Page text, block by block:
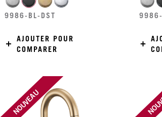
9986-BL-DST
AJOUTER POUR
COMPARER
9986-
NOUVEAU